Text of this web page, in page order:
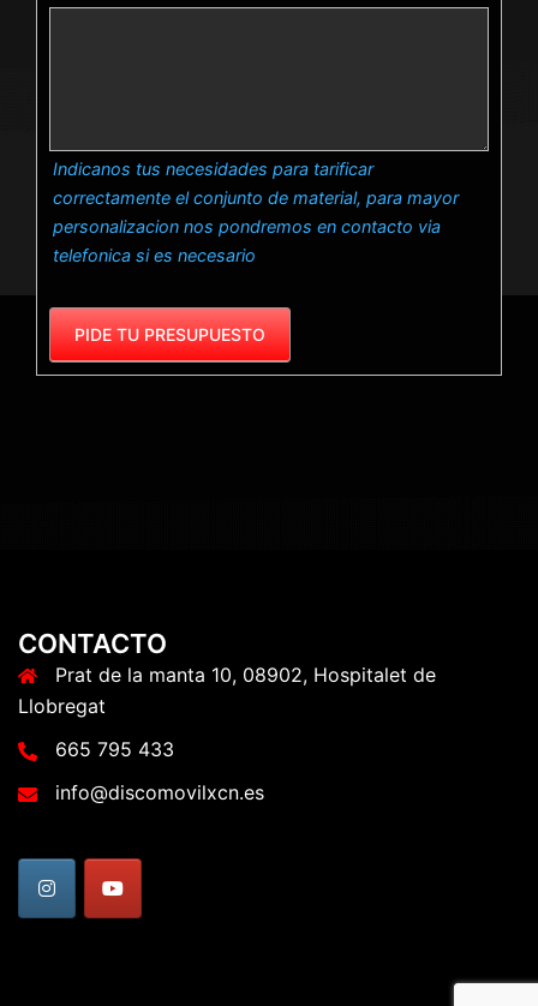
Indicanos tus necesidades para tarificar
correctamente el conjunto de material, para mayor
personalizacion nos pondremos en contacto via
telefonica si es necesario
PIDE TU PRESUPUESTO
CONTACTO
Prat de la manta 10, 08902, Hospitalet de
Llobregat
665 795 433
info@discomovilxcn.es